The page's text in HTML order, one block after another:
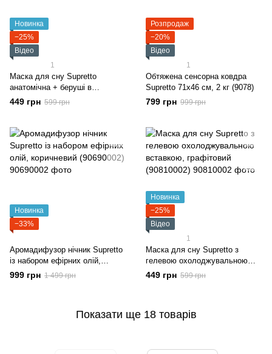
Новинка
−25%
Відео
1
Маска для сну Supretto
анатомічна + беруші в
комплекті (9076)
449 грн 599 грн
Розпродаж
−20%
Відео
1
Обтяжена сенсорна ковдра
Supretto 71x46 см, 2 кг (9078)
799 грн 999 грн
Новинка
−33%
Аромадифузор нічник Supretto
із набором ефірних олій,
коричневий (90690002)
999 грн 1 499 грн
Новинка
−25%
Відео
1
Маска для сну Supretto з
гелевою охолоджувальною
вставкою, графітовий
(90810002)
449 грн 599 грн
Показати ще 18 товарів